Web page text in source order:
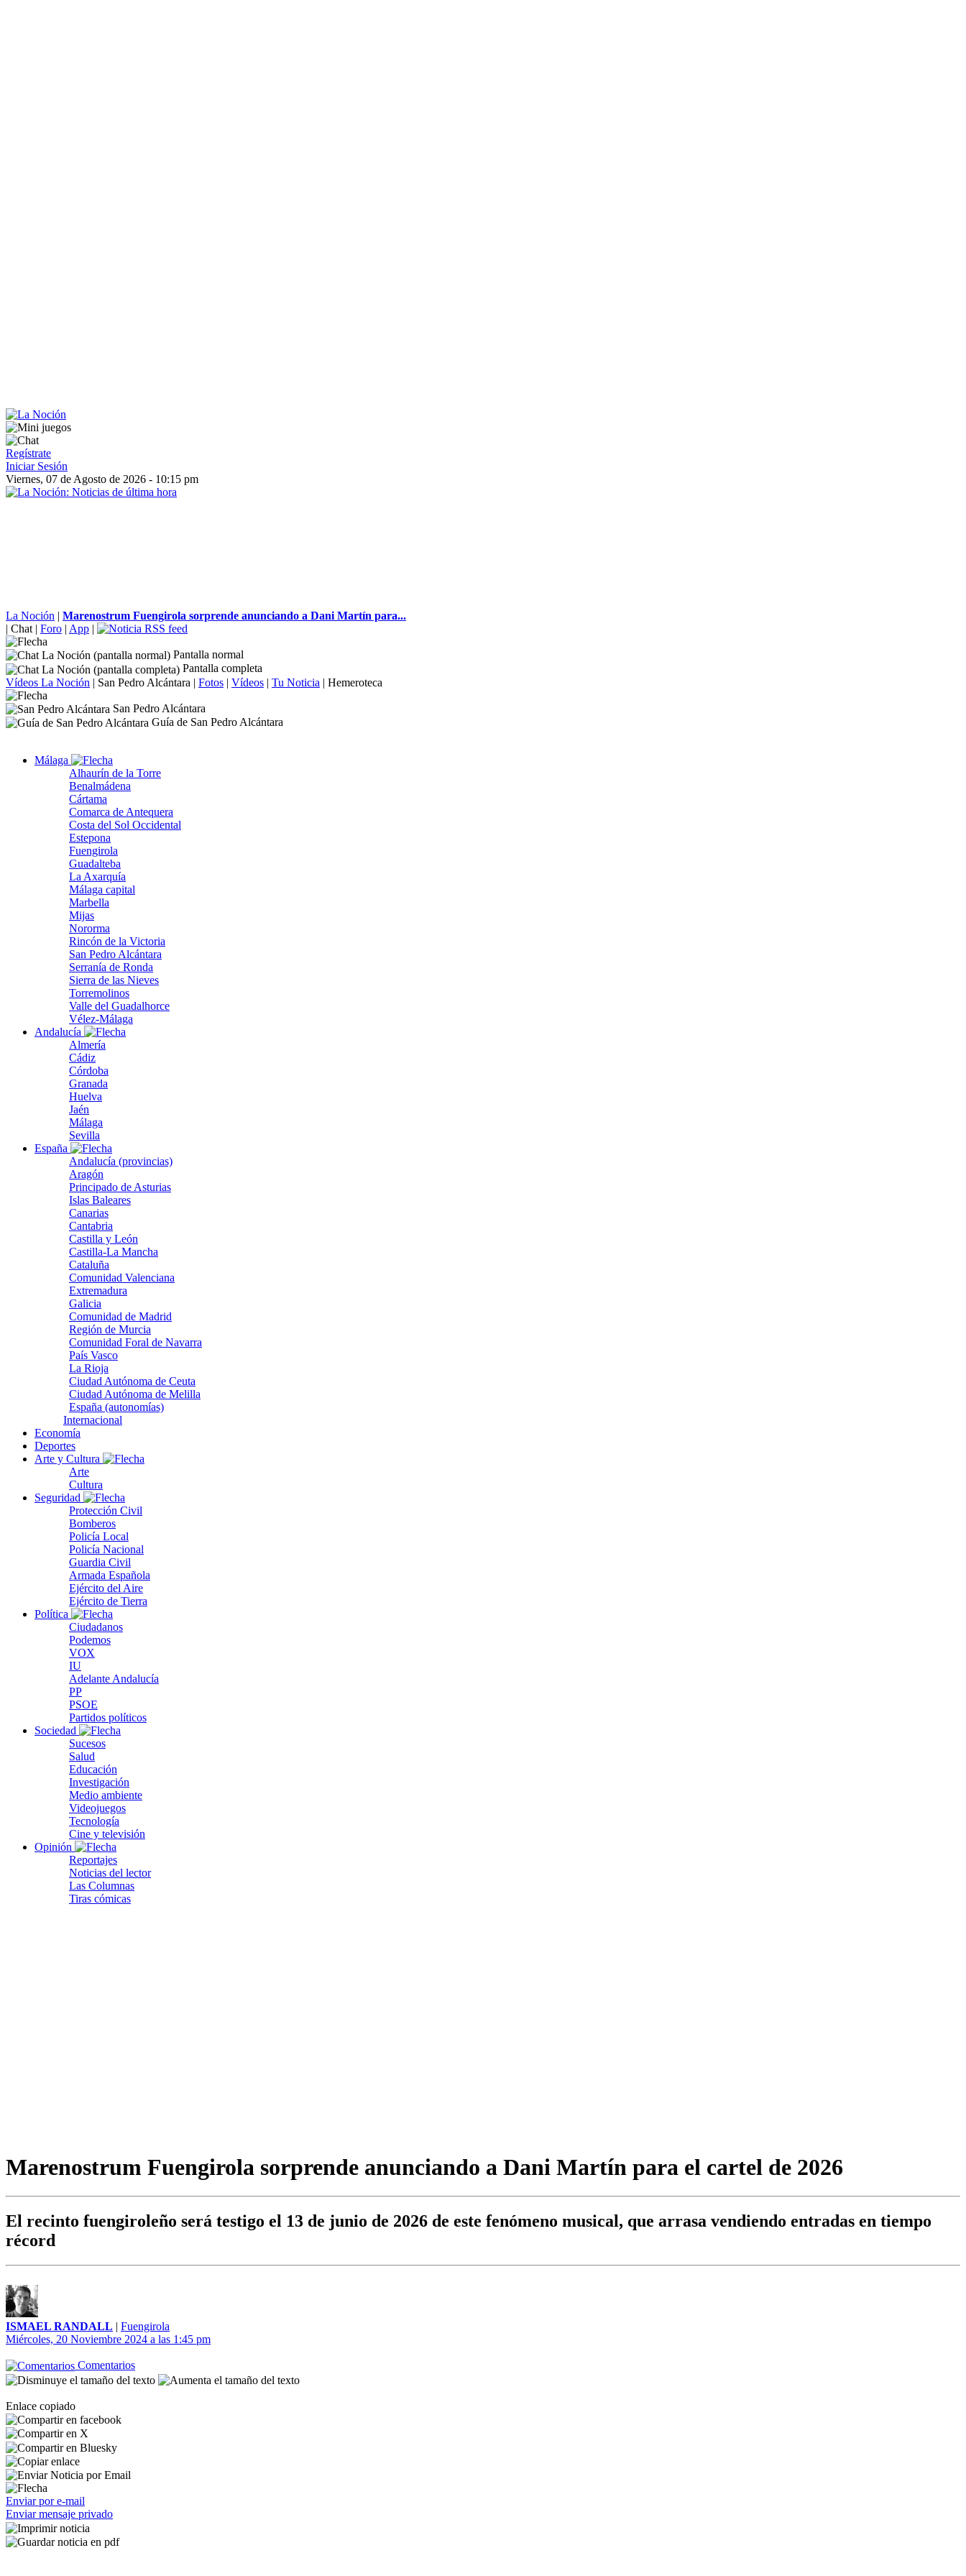
Regístrate
Iniciar Sesión
Viernes, 07 de Agosto de 2026 - 10:15 pm
La Noción | Marenostrum Fuengirola sorprende anunciando a Dani Martín para...
| Chat | Foro | App |
Pantalla normal
Pantalla completa
Vídeos La Noción | San Pedro Alcántara | Fotos | Vídeos | Tu Noticia | Hemeroteca
San Pedro Alcántara
Guía de San Pedro Alcántara
Málaga
Alhaurín de la Torre
Benalmádena
Cártama
Comarca de Antequera
Costa del Sol Occidental
Estepona
Fuengirola
Guadalteba
La Axarquía
Málaga capital
Marbella
Mijas
Nororma
Rincón de la Victoria
San Pedro Alcántara
Serranía de Ronda
Sierra de las Nieves
Torremolinos
Valle del Guadalhorce
Vélez-Málaga
Andalucía
Almería
Cádiz
Córdoba
Granada
Huelva
Jaén
Málaga
Sevilla
España
Andalucía (provincias)
Aragón
Principado de Asturias
Islas Baleares
Canarias
Cantabria
Castilla y León
Castilla-La Mancha
Cataluña
Comunidad Valenciana
Extremadura
Galicia
Comunidad de Madrid
Región de Murcia
Comunidad Foral de Navarra
País Vasco
La Rioja
Ciudad Autónoma de Ceuta
Ciudad Autónoma de Melilla
España (autonomías)
Internacional
Economía
Deportes
Arte y Cultura
Arte
Cultura
Seguridad
Protección Civil
Bomberos
Policía Local
Policía Nacional
Guardia Civil
Armada Española
Ejército del Aire
Ejército de Tierra
Política
Ciudadanos
Podemos
VOX
IU
Adelante Andalucía
PP
PSOE
Partidos políticos
Sociedad
Sucesos
Salud
Educación
Investigación
Medio ambiente
Videojuegos
Tecnología
Cine y televisión
Opinión
Reportajes
Noticias del lector
Las Columnas
Tiras cómicas
Marenostrum Fuengirola sorprende anunciando a Dani Martín para el cartel de 2026
El recinto fuengiroleño será testigo el 13 de junio de 2026 de este fenómeno musical, que arrasa vendiendo entradas en tiempo
récord
ISMAEL RANDALL | Fuengirola
Miércoles, 20 Noviembre 2024 a las 1:45 pm
Comentarios
Enlace copiado
Enviar por e-mail
Enviar mensaje privado